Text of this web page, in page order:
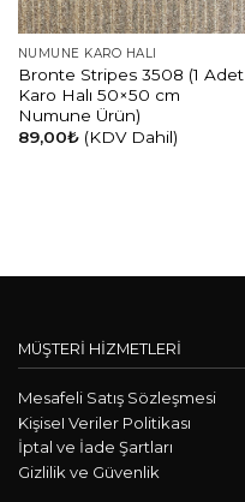
NUMUNE KARO HALI
Bronte Stripes 3508 (1 Adet
Karo Halı 50×50 cm
Numune Ürün)
89,00₺ (KDV Dahil)
MÜŞTERİ HİZMETLERİ
Mesafeli Satış Sözleşmesi
KişiseI Veriler Politikası
İptal ve İade Şartları
Gizlilik ve Güvenlik